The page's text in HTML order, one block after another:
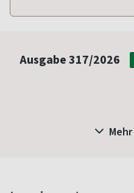
Ausgabe317/2026